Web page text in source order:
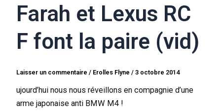
Farah et Lexus RC
F font la paire (vid)
Laisser un commentaire / Erolles Flyne/3 octobre 2014
ujourd’hui nous nous réveillons en compagnie d’une
arme japonaise anti BMW M4 !